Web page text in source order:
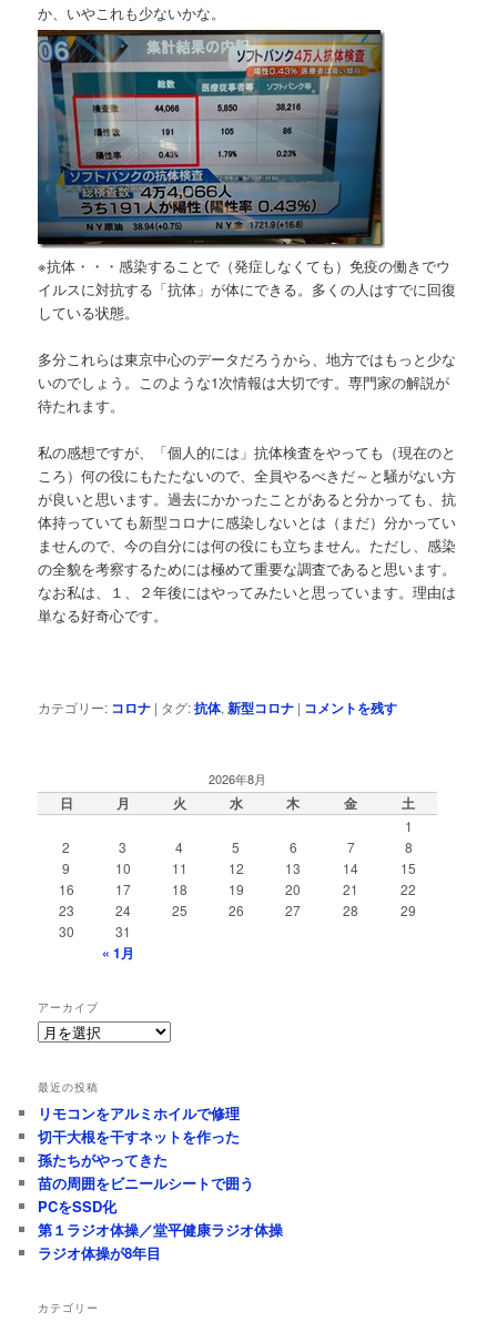
か、いやこれも少ないかな。
※抗体・・・感染することで（発症しなくても）免疫の働きでウ
イルスに対抗する「抗体」が体にできる。多くの人はすでに回復
している状態。
多分これらは東京中心のデータだろうから、地方ではもっと少な
いのでしょう。このような1次情報は大切です。専門家の解説が
待たれます。
私の感想ですが、「個人的には」抗体検査をやっても（現在のと
ころ）何の役にもたたないので、全員やるべきだ～と騒がない方
が良いと思います。過去にかかったことがあると分かっても、抗
体持っていても新型コロナに感染しないとは（まだ）分かってい
ませんので、今の自分には何の役にも立ちません。ただし、感染
の全貌を考察するためには極めて重要な調査であると思います。
なお私は、１、２年後にはやってみたいと思っています。理由は
単なる好奇心です。
カテゴリー: コロナ | タグ:抗体,新型コロナ | コメントを残す
2026年8月
日 月 火 水 木 金 土
1
2
3 4 5 6 7
8
9
10 11 12 13 14
15
16
17 18 19 20 21
22
23
24 25 26 27 28
29
30
31
« 1月
アーカイブ
ア
イ
ブ
最近の投稿
リモコンをアルミホイルで修理
切干大根を干すネットを作った
孫たちがやってきた
苗の周囲をビニールシートで囲う
PCをSSD化
第１ラジオ体操／堂平健康ラジオ体操
ラジオ体操が8年目
カテゴリー